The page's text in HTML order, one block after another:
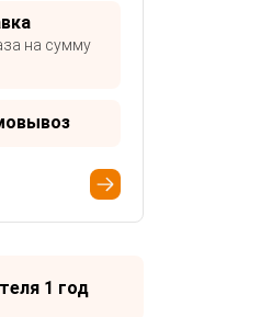
на сумму
1 год